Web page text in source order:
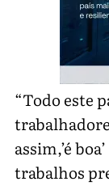
“Todo este
assim,’é
trabalhos